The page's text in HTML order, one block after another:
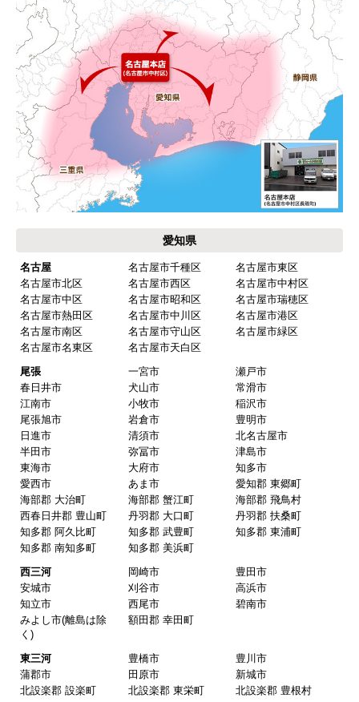
キッチン混合栓に続いて2回目の利用です。価格が
リーズナブルで、HPの構成から見てしっかりして
いる会社だなと思っていたので再度利用。やはり
期待通りにきちんと対応してもらえました。
【注文からどのくらいで届きましたか？】
工事日を自分から発注の2週間先にしていたので、
遅れることもなく予定通りに工事前に到着。
【その他感想・コメント】
保証書に添付する工事店の証明もきちんと対応し
次に何か交換タイミングが来たら、一番の候補先
業者さんです。
ピングーヒサコさん
2025年10月30日 14:53
欲しい商品をスムーズに注文できましたか？
ショップからの連絡や対応は適切でしたか？
予定の期日までに商品が届きましたか？
商品の梱包は必要十分なものでしたか？
はい
【注文商品】換気扇・レンジフー
【このショップを選んだ理由は？】
愛知県
名古屋 名古屋市千種区
名古屋市東区
名古屋市北区
名古屋市西区
名古屋市中村区
名古屋市中区
名古屋市昭和区
名古屋市瑞穂区
名古屋市熱田区
名古屋市中川区
名古屋市港区
名古屋市南区
名古屋市守山区
名古屋市緑区
名古屋市名東区
名古屋市天白区
尾張
一宮市
瀬戸市
春日井市
犬山市
常滑市
江南市
小牧市
稲沢市
尾張旭市
岩倉市
豊明市
日進市
清須市
北名古屋市
半田市
弥冨市
津島市
東海市
大府市
知多市
愛西市
あま市
愛知郡 東郷町
海部郡 大治町
海部郡 蟹江町
海部郡 飛鳥村
西春日井郡 豊山町
丹羽郡 大口町
丹羽郡 扶桑町
知多郡 阿久比町
知多郡 武豊町
知多郡 東浦町
知多郡 南知多町
知多郡 美浜町
西三河
岡崎市
豊田市
安城市
刈谷市
高浜市
知立市
西尾市
碧南市
みよし市(離島は除
く)
額田郡 幸田町
東三河 豊橋市
豊川市
蒲郡市
田原市
新城市
北設楽郡 設楽町
北設楽郡 東栄町 北設楽郡 豊根村